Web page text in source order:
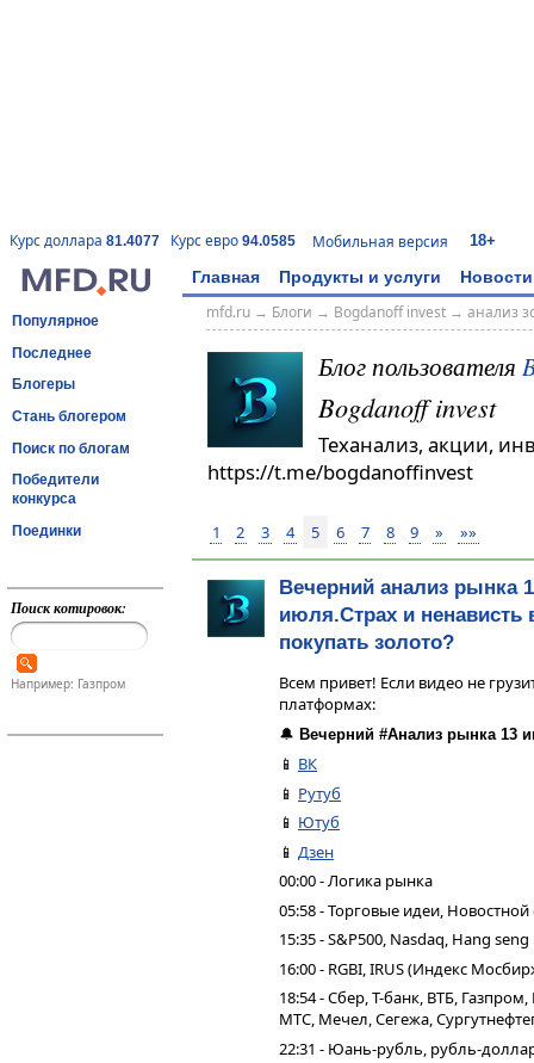
Курс доллара 81.4077 Курс евро 94.0585 Мобильная версия 18+
Главная Продукты и услуги Новости
Популярное
Последнее
Блогеры
Стань блогером
Поиск по блогам
Победители
конкурса
Поединки
Поиск котировок:
Например: Газпром
mfd.ru→ Блоги → Bogdanoff invest→ анализ
Блог пользователя
Bogdanoff invest
Теханализ, акции,
https://t.me/bogdanoffinvest
1 2 3 4 5 6 7 8 9 » »»
Вечерний анализ рынка
июля.Страх и ненависть
покупать золото?
Всем привет! Если видео не
платформах:
🔔 Вечерний #Анализ рынка 13
📱 ВК
📱 Рутуб
📱 Ютуб
📱 Дзен
00:00 - Логика рынка
05:58 - Торговые идеи,
15:35 - S&P500, Nasdaq, Hang seng
16:00 - RGBI, IRUS (Индекс
18:54 - Сбер, Т-банк, ВТБ,
МТС, Мечел, Сегежа,
22:31 - Юань-рубль, рубль-